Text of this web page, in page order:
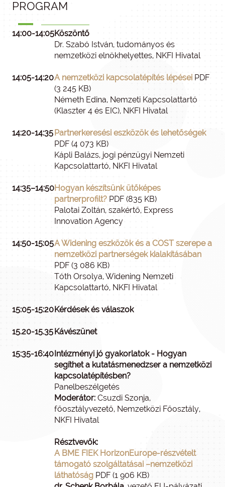
PROGRAM
14:00-14:05Köszöntő
Dr. Szabó István, tudományos és
nemzetközi elnökhelyettes, NKFI Hivatal
14:05-14:20A nemzetközi kapcsolatépítés lépései PDF
(3 245 KB)
Németh Edina, Nemzeti Kapcsolattartó
(Klaszter 4 és EIC), NKFI Hivatal
14:20-14:35 Partnerkeresési eszközök és lehetőségek
PDF (4 073 KB)
Kápli Balázs, jogi pénzügyi Nemzeti
Kapcsolattartó, NKFI Hivatal
14:35–14:50Hogyan készítsünk ütőképes
partnerprofilt? PDF (835 KB)
Palotai Zoltán, szakértő, Express
Innovation Agency
14:50-15:05A Widening eszközök és a COST szerepe a
nemzetközi partnerségek kialakításában
PDF (3 086 KB)
Tóth Orsolya, Widening Nemzeti
Kapcsolattartó, NKFI Hivatal
15:05-15:20 Kérdések és válaszok
15.20-15.35 Kávészünet
15:35-16:40 Intézményi jó gyakorlatok - Hogyan
segíthet a kutatásmenedzser a nemzetközi
kapcsolatépítésben?
Panelbeszélgetés
Moderátor: Csuzdi Szonja,
főosztályvezető, Nemzetközi Főosztály,
NKFI Hivatal
Résztvevők:
A BME FIEK HorizonEurope-részvételt
támogató szolgáltatásai –nemzetközi
láthatóság PDF (1 906 KB)